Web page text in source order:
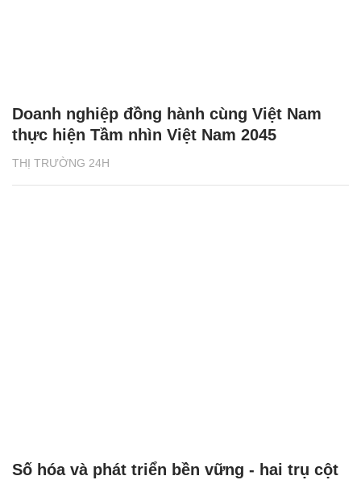
THỊ TRƯỜNG 24H
Doanh nghiệp đồng hành cùng Việt Nam
thực hiện Tầm nhìn Việt Nam 2045
Số hóa và phát triển bền vững - hai trụ cột